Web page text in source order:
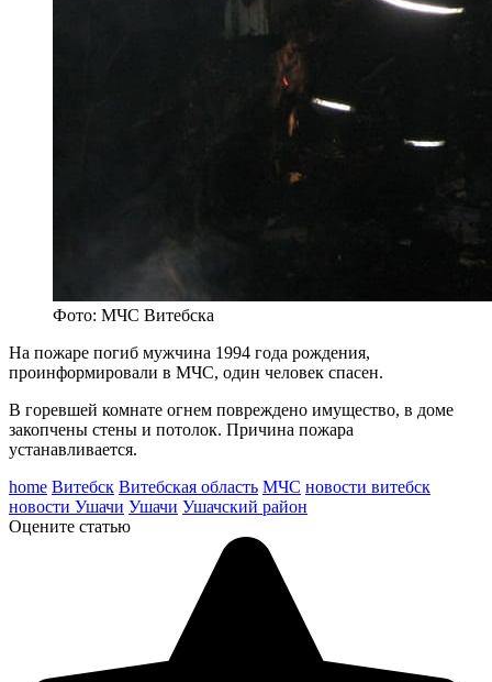
Фото: МЧС Витебска
На пожаре погиб мужчина 1994 года рождения,
проинформировали в МЧС, один человек спасен.
В горевшей комнате огнем повреждено имущество, в доме
закопчены стены и потолок. Причина пожара
устанавливается.
home Витебск Витебская область МЧС новости витебск
новости Ушачи Ушачи Ушачский район
Оцените статью